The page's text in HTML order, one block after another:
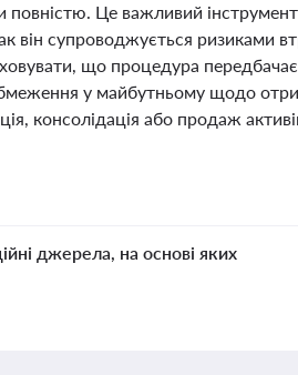
повністю. Це важливий
він супроводжується ризиками
що процедура передбачає
у майбутньому щодо
консолідація або продаж
джерела, на основі яких